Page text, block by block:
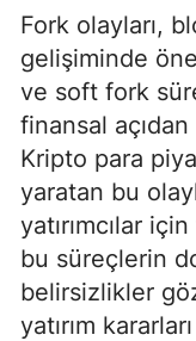
Fork olayları,
gelişiminde
ve soft fork
finansal
Kripto para
yaratan bu
yatırımcılar
bu süreçlerin
belirsizlikler
yatırım